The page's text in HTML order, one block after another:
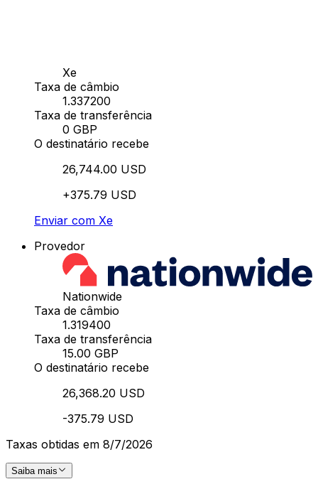
Xe
Taxa de câmbio
1.337200
Taxa de transferência
0 GBP
O destinatário recebe
26,744.00 USD
+375.79 USD
Enviar com Xe
Provedor
Nationwide
Taxa de câmbio
1.319400
Taxa de transferência
15.00 GBP
O destinatário recebe
26,368.20 USD
-375.79 USD
Taxas obtidas em 8/7/2026
Saiba mais